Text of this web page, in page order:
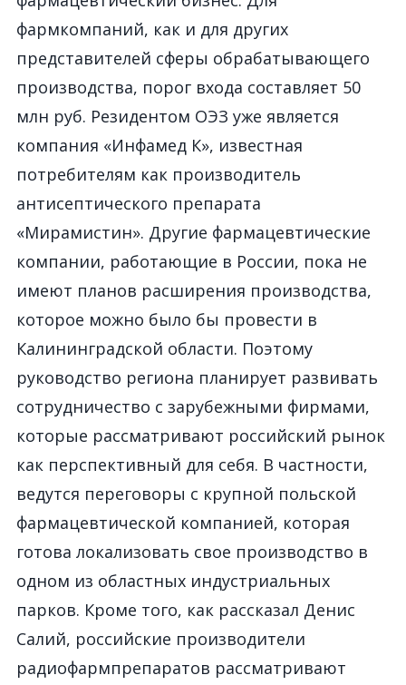
фармкомпаний, как и для других
представителей сферы обрабатывающего
производства, порог входа составляет 50
млн руб. Резидентом ОЭЗ уже является
компания «Инфамед К», известная
потребителям как производитель
антисептического препарата
«Мирамистин». Другие фармацевтические
компании, работающие в России, пока не
имеют планов расширения производства,
которое можно было бы провести в
Калининградской области. Поэтому
руководство региона планирует развивать
сотрудничество с зарубежными фирмами,
которые рассматривают российский рынок
как перспективный для себя. В частности,
ведутся переговоры с крупной польской
фармацевтической компанией, которая
готова локализовать свое производство в
одном из областных индустриальных
парков. Кроме того, как рассказал Денис
Салий, российские производители
радиофармпрепаратов рассматривают